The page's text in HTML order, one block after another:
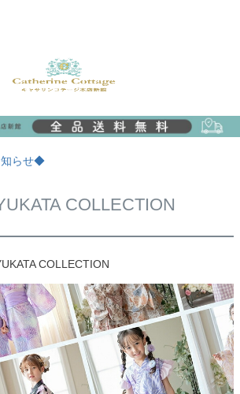
知らせ◆
COLLECTION
COLLECTION